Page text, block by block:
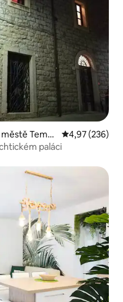
Tempi
Průměrné
4,97 (236)
paláci